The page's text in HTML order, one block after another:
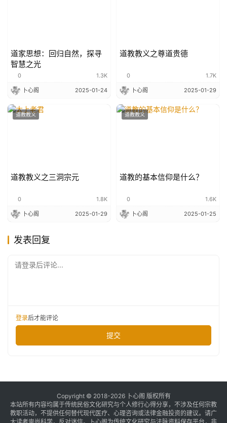
道家思想：回归自然，探寻
智慧之光
0 1.3K
卜心阁 2025-01-24
道教教义之尊道贵德
0 1.7K
卜心阁 2025-01-29
道教教义
道教教义之三洞宗元
0 1.8K
卜心阁 2025-01-29
道教教义
道教的基本信仰是什么？
0 1.6K
卜心阁 2025-01-25
发表回复
请登录后评论...
登录后才能评论
提交
Copyright © 2018-2026 卜心阁 版权所有
本站所有内容均属于传统民俗文化研究与个人修行心得分享，不涉及任何宗教
教职活动，不提供任何替代现代医疗、心理咨询或法律金融投资的建议。请广